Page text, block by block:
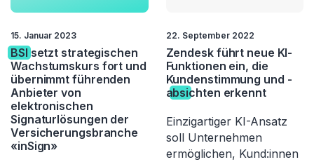
15. Januar 2023
BSI setzt strategischen
Wachstumskurs fort und
übernimmt führenden
Anbieter von
elektronischen
Signaturlösungen der
Versicherungsbranche
«inSign»
22. September 2022
Zendesk führt neue KI-
Funktionen ein, die
Kundenstimmung und -
absichten erkennt
Einzigartiger KI-Ansatz
soll Unternehmen
ermöglichen, Kund:innen